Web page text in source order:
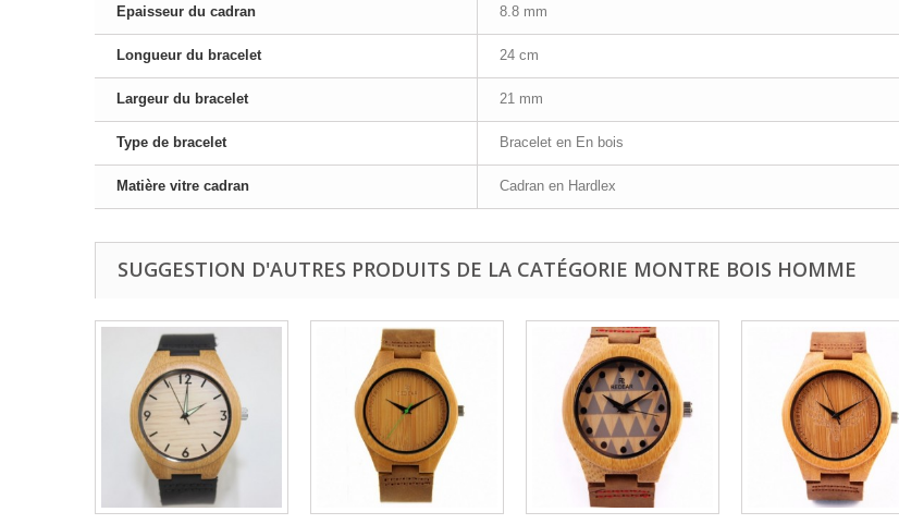
Epaisseur du cadran 8.8 mm
Longueur du bracelet 24 cm
Largeur du bracelet 21 mm
Type de bracelet Bracelet en En bois
Matière vitre cadran Cadran en Hardlex
SUGGESTION D'AUTRES PRODUITS DE LA CATÉGORIE MONTRE BOIS HOMME